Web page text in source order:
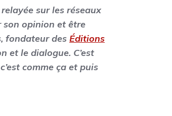
sur les réseaux
son opinion et être
fondateur des Éditions
et le dialogue. C’est
comme ça et puis